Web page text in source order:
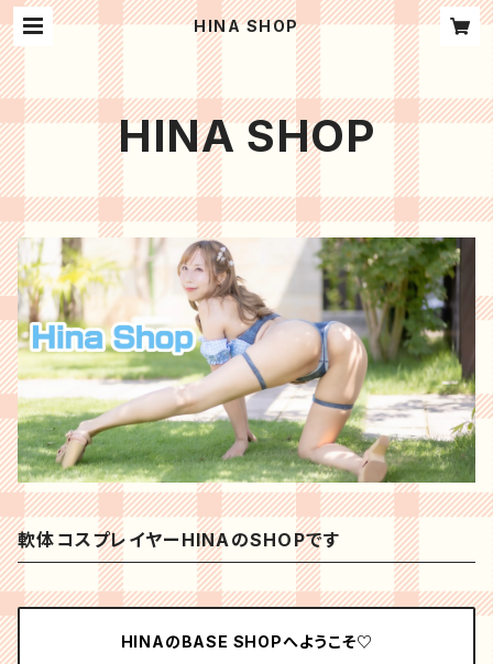
HINA SHOP
HINA SHOP
軟体コスプレイヤーHINAのSHOPです
HINAのBASE SHOPへようこそ♡